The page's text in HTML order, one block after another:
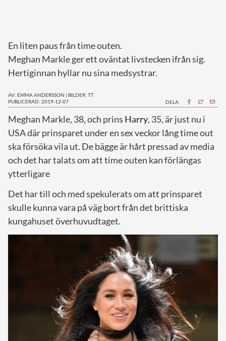
En liten paus från time outen.
Meghan Markle ger ett oväntat livstecken ifrån sig.
Hertiginnan hyllar nu sina medsystrar.
AV: EMMA ANDERSSON | BILDER: TT
PUBLICERAD: 2019-12-07
DELA:
Meghan Markle, 38, och prins Harry, 35, är just nu i
USA där prinsparet under en sex veckor lång time out
ska försöka vila ut. De bägge är hårt pressad av media
och det har talats om att time outen kan förlängas
ytterligare
Det har till och med spekulerats om att prinsparet
skulle kunna vara på väg bort från det brittiska
kungahuset överhuvudtaget.